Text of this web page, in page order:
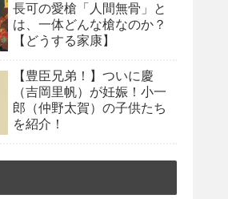
長可の愛槍「人間無骨」と
は、一体どんな槍なのか？
【どうする家康】
【豊臣兄弟！】ついに慶
（吉岡里帆）が妊娠！小一
郎（仲野太賀）の子供たち
を紹介！